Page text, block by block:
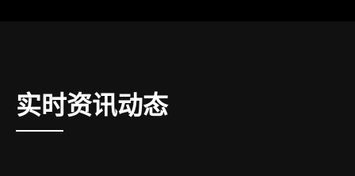
实时资讯动态